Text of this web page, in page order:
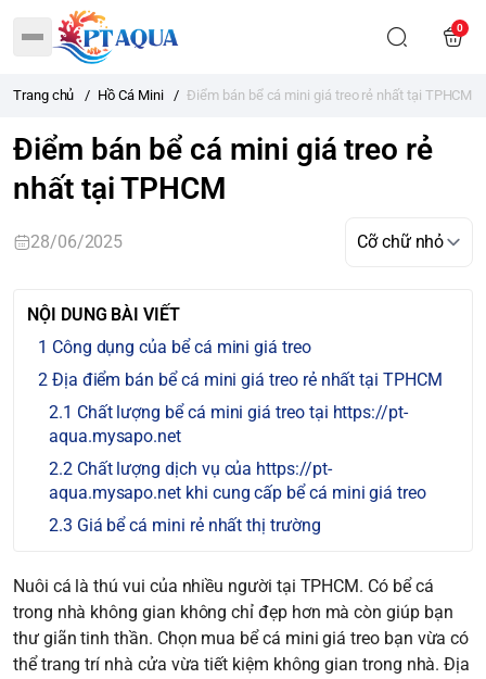
0
Trang chủ / Hồ Cá Mini / Điểm bán bể cá mini giá treo rẻ nhất tại TPHCM
Điểm bán bể cá mini giá treo rẻ
nhất tại TPHCM
28/06/2025
NỘI DUNG BÀI VIẾT
Công dụng của bể cá mini giá treo
Địa điểm bán bể cá mini giá treo rẻ nhất tại TPHCM
Chất lượng bể cá mini giá treo tại https://pt-
aqua.mysapo.net
Chất lượng dịch vụ của https://pt-
aqua.mysapo.net khi cung cấp bể cá mini giá treo
Giá bể cá mini rẻ nhất thị trường
Nuôi cá là thú vui của nhiều người tại TPHCM. Có bể cá
trong nhà không gian không chỉ đẹp hơn mà còn giúp bạn
thư giãn tinh thần. Chọn mua bể cá mini giá treo bạn vừa có
thể trang trí nhà cửa vừa tiết kiệm không gian trong nhà. Địa